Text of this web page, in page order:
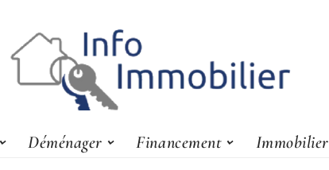
Déménager Financement Immobilier